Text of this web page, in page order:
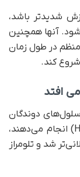
شدیدتر باشد،
شود. آنها همچنین
منظم در طول زمان
شروع کند.
افتد
دوندگان
و افرادی که تمرینات تناوبی با شدت بالا (HIIT) انجام می‌دهند،
شد و تلومراز